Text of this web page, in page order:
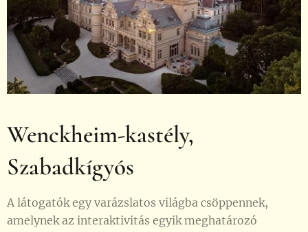
Wenckheim-kastély,
Szabadkígyós
A látogatók egy varázslatos világba csöppennek,
amelynek az interaktivitás egyik meghatározó